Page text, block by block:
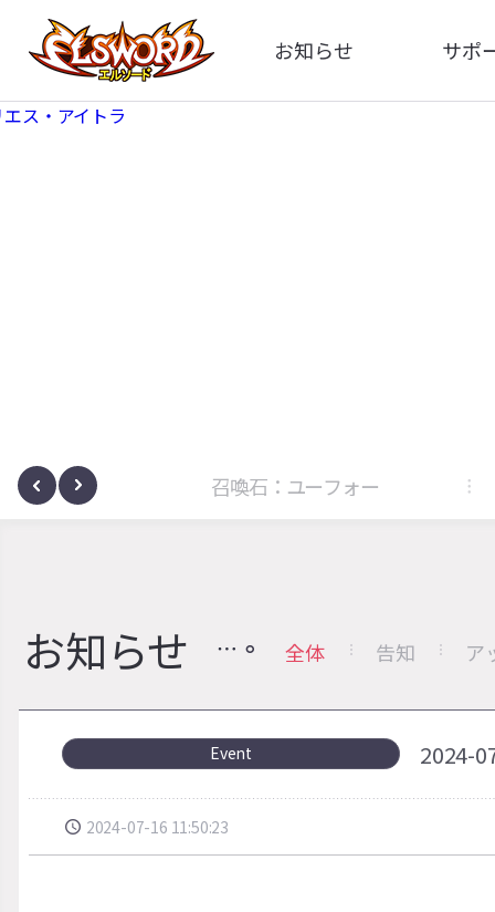
お知らせ
全体
サポ
サノヴァ 召喚石：ユーフォー
お知らせ 全体 告知 ア
Event 2024-
2024-07-16 11:50:23